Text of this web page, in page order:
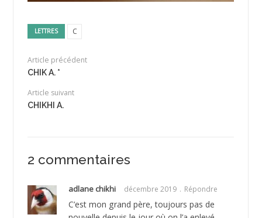
LETTRES C
Article précédent
CHIK A. *
Article suivant
CHIKHI A.
2 commentaires
adlane chikhi décembre 2019 Répondre
C’est mon grand père, toujours pas de